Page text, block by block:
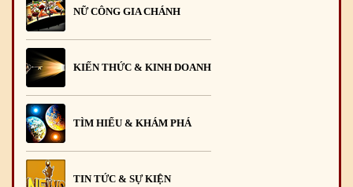
NỮ CÔNG GIA CHÁNH
KIẾN THỨC & KINH DOANH
TÌM HIỂU & KHÁM PHÁ
TIN TỨC & SỰ KIỆN